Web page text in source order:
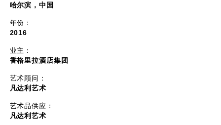
哈尔滨，中国
年份：
2016
业主：
香格里拉酒店集团
艺术顾问：
凡达利艺术
艺术品供应：
凡达利艺术